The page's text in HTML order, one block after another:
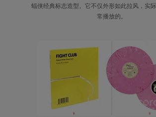
蝠侠经典标志造型。它不仅外形如此拉风，实
常播放的。